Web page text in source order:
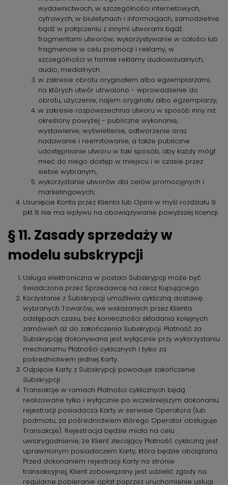
wydawnictwach, w szczególności internetowych,
cyfrowych, w biuletynach i informacjach, samodzielnie
bądź w połączeniu z innymi utworami bądź
fragmentami utworów; wykorzystywanie w całości lub
fragmencie w celu promocji i reklamy, w
szczególności w formie reklamy audiowizualnych,
audio, medialnych.
w zakresie obrotu oryginałem albo egzemplarzami,
na których utwór utrwalono - wprowadzenie do
obrotu, użyczenie, najem oryginału albo egzemplarzy,
w zakresie rozpowszechnia utworu w sposób inny niż
określony powyżej - publiczne wykonanie,
wystawienie, wyświetlenie, odtworzenie oraz
nadawanie i reemitowanie, a także publiczne
udostępnianie utworu w taki sposób, aby każdy mógł
mieć do niego dostęp w miejscu i w czasie przez
siebie wybranym,
wykorzystanie utworów dla celów promocyjnych i
marketingowych;
Usunięcie Konta przez Klienta lub Opinii w myśl rozdziału 9
pkt 8 nie ma wpływu na obowiązywanie powyższej licencji.
§ 11. Zasady sprzedaży w
modelu subskrypcji
Usługa elektroniczna w postaci Subskrypcji może być
świadczona przez Sprzedawcę na rzecz Kupującego.
Korzystanie z Subskrypcji umożliwia cykliczną dostawę
wybranych Towarów, we wskazanych przez Klienta
odstępach czasu, bez konieczności składania kolejnych
zamówień aż do zakończenia Subskrypcji. Płatność za
Subskrypcję dokonywana jest wyłącznie przy wykorzystaniu
mechanizmu Płatności cyklicznych i tylko za
pośrednictwem jednej Karty.
Odpięcie Karty z Subskrypcji powoduje zakończenie
Subskrypcji.
Transakcje w ramach Płatności cyklicznych będą
realizowane tylko i wyłącznie po wcześniejszym dokonaniu
rejestracji posiadacza Karty w serwisie Operatora (lub
podmiotu, za pośrednictwem którego Operator obsługuje
Transakcje). Rejestracja będzie miała na celu
uwiarygodnienie, że Klient zlecający Płatność cykliczną jest
uprawnionym posiadaczem Karty, która będzie obciążana.
Przed dokonaniem rejestracji Karty na stronie
transakcyjnej, Klient zobowiązany jest udzielić zgody na
regularne pobieranie opłat poprzez uruchomienie usługi